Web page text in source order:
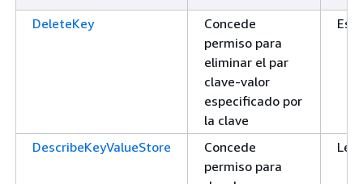
DeleteKey
Concede
permiso para
eliminar el par
clave-valor
especificado por
la clave
DescribeKeyValueStore
Concede
permiso para